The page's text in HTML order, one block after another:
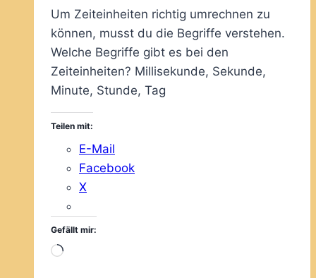
Um Zeiteinheiten richtig umrechnen zu
können, musst du die Begriffe verstehen.
Welche Begriffe gibt es bei den
Zeiteinheiten? Millisekunde, Sekunde,
Minute, Stunde, Tag
Teilen mit:
E-Mail
Facebook
X
Gefällt mir:
Wird